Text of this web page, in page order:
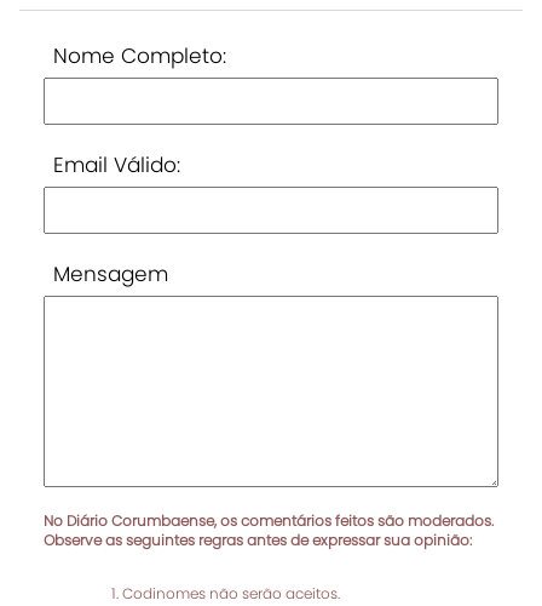
Nome Completo:
Email Válido:
Mensagem
No Diário Corumbaense, os comentários feitos são moderados.
Observe as seguintes regras antes de expressar sua opinião:
Codinomes não serão aceitos.